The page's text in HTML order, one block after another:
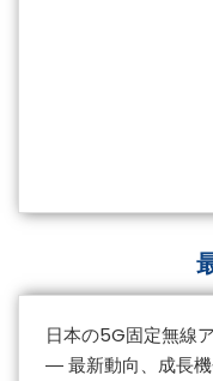
日本の5G固定無線
― 最新動向、成長